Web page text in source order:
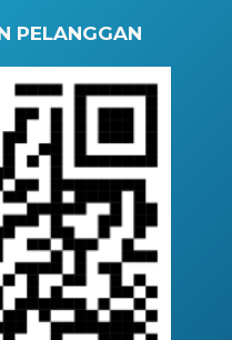
PELANGGAN